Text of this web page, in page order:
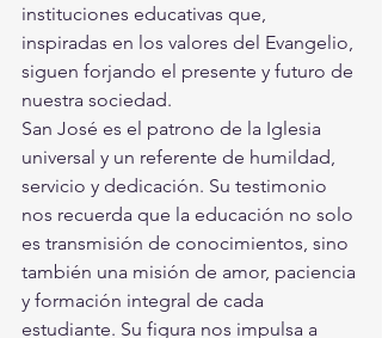
instituciones educativas que,
inspiradas en los valores del Evangelio,
siguen forjando el presente y futuro de
nuestra sociedad.
San José es el patrono de la Iglesia
universal y un referente de humildad,
servicio y dedicación. Su testimonio
nos recuerda que la educación no solo
es transmisión de conocimientos, sino
también una misión de amor, paciencia
y formación integral de cada
estudiante. Su figura nos impulsa a